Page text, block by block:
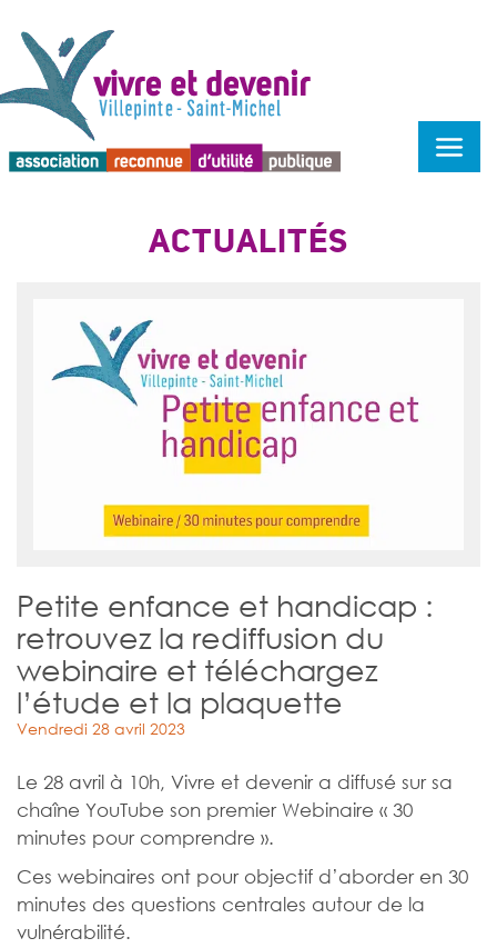
ACTUALITÉS
Petite enfance et handicap :
retrouvez la rediffusion du
webinaire et téléchargez
l’étude et la plaquette
Vendredi 28 avril 2023
Le 28 avril à 10h, Vivre et devenir a diffusé sur sa
chaîne YouTube son premier Webinaire « 30
minutes pour comprendre ».
Ces webinaires ont pour objectif d’aborder en 30
minutes des questions centrales autour de la
vulnérabilité.